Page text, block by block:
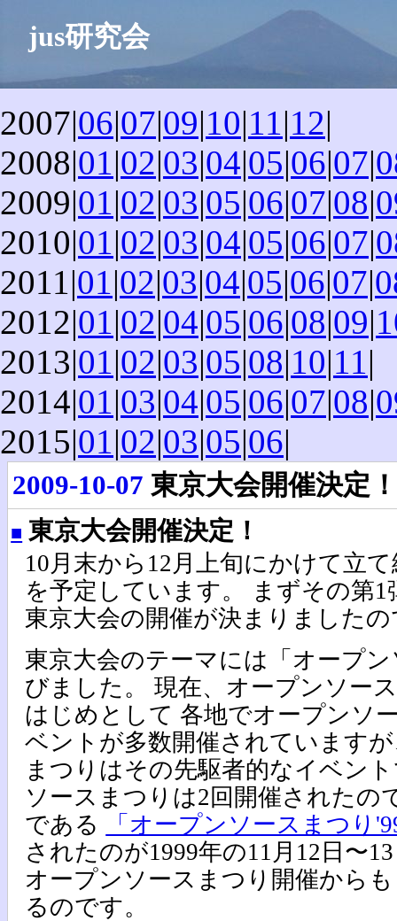
jus研究会
2007|06|07|09|10|11|12|
2008|01|02|03|04|05|06|07|
2009|01|02|03|05|06|07|08|
2010|01|02|03|04|05|06|07|
2011|01|02|03|04|05|06|07|
2012|01|02|04|05|06|08|09|
2013|01|02|03|05|08|10|11|
2014|01|03|04|05|06|07|08|
2015|01|02|03|05|06|
2009-10-07 東京大会開催決定！
■ 東京大会開催決定！
10月末から12月上旬にかけて立
を予定しています。 まずその第1
東京大会の開催が決まりました
東京大会のテーマには「オープ
びました。 現在、オープンソー
はじめとして 各地でオープンソ
ベントが多数開催されています
まつりはその先駆者的なイベン
ソースまつりは2回開催されたの
である
「オープンソースまつり
されたのが1999年の11月12日〜
オープンソースまつり開催から
るのです。